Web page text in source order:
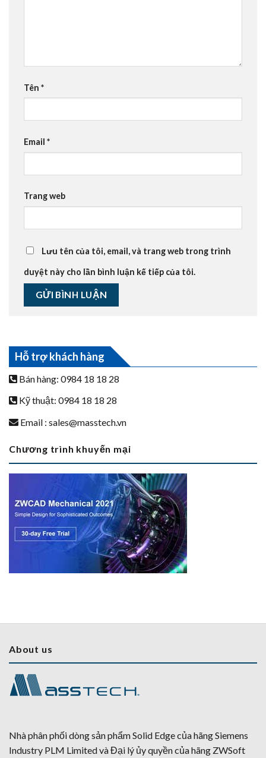
Tên *
Email *
Trang web
Lưu tên của tôi, email, và trang web trong trình
duyệt này cho lần bình luận kế tiếp của tôi.
Hỗ trợ khách hàng
Bán hàng: 0984 18 18 28
Kỹ thuật: 0984 18 18 28
Email : sales@masstech.vn
Chương trình khuyến mại
About us
Nhà phân phối dòng sản phẩm Solid Edge của hãng Siemens
Industry PLM Limited và Đại lý ủy quyền của hãng ZWSoft